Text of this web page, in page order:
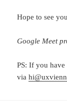
Hope to see
Google Meet
PS: If you
via